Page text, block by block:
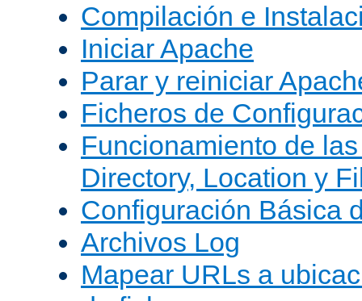
Compilación e
Iniciar Apache
Parar y reiniciar
Ficheros de
Funcionamiento de
Directory, Location y
Configuración Básica
Archivos Log
Mapear URLs a